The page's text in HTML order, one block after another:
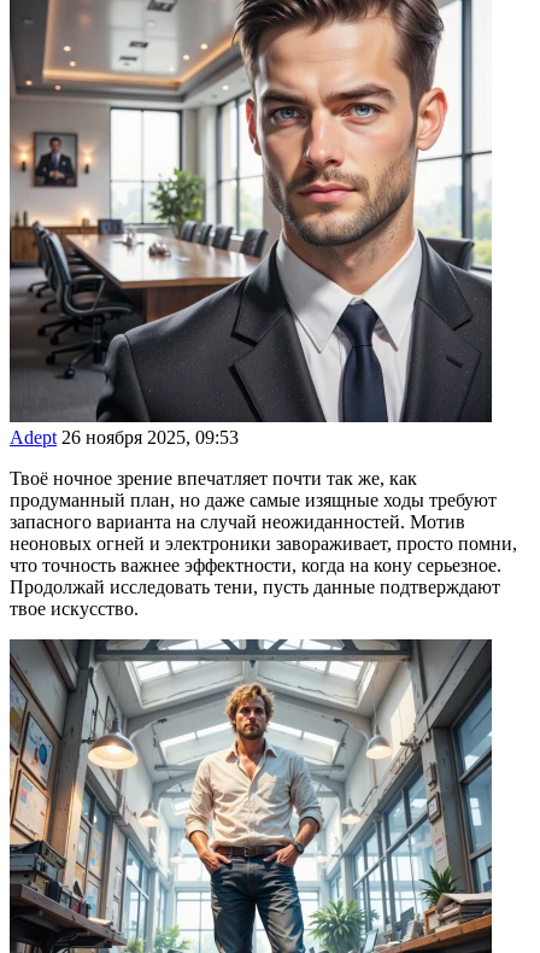
Adept 26 ноября 2025, 09:53
Твоё ночное зрение впечатляет почти так же, как
продуманный план, но даже самые изящные ходы требуют
запасного варианта на случай неожиданностей. Мотив
неоновых огней и электроники завораживает, просто помни,
что точность важнее эффектности, когда на кону серьезное.
Продолжай исследовать тени, пусть данные подтверждают
твое искусство.